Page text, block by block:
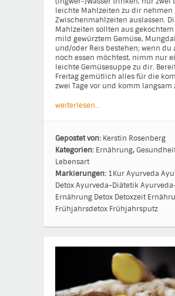
leichte Mahlzeiten zu dir nehmen
Zwischenmahlzeiten auslassen.
Mahlzeiten sollten aus
mild gewürztem Gemüse, Mungdal
und/oder Reis bestehen; wenn du
noch essen möchtest, nimm nur
leichte Gemüsesuppe zu dir.
Freitag gemütlich alles für die
zwei Tage vor und komm langsam
weiterlesen…
Gepostet von: Kerstin Rosenberg
Kategorien: Ernährung,
Lebensart
Markierungen: 1KurAyurveda
DetoxAyurveda-Diätetik
Ernährung Detox Detoxzeit
Frühjahrsdetox Frühjahrsputz